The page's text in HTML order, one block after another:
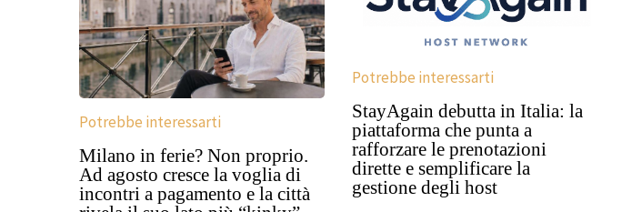
Potrebbe interessarti
Milano in ferie? Non proprio.
Ad agosto cresce la voglia di
incontri a pagamento e la città
Potrebbe interessarti
StayAgain debutta in Italia: la
piattaforma che punta a
rafforzare le prenotazioni
dirette e semplificare la
gestione degli host